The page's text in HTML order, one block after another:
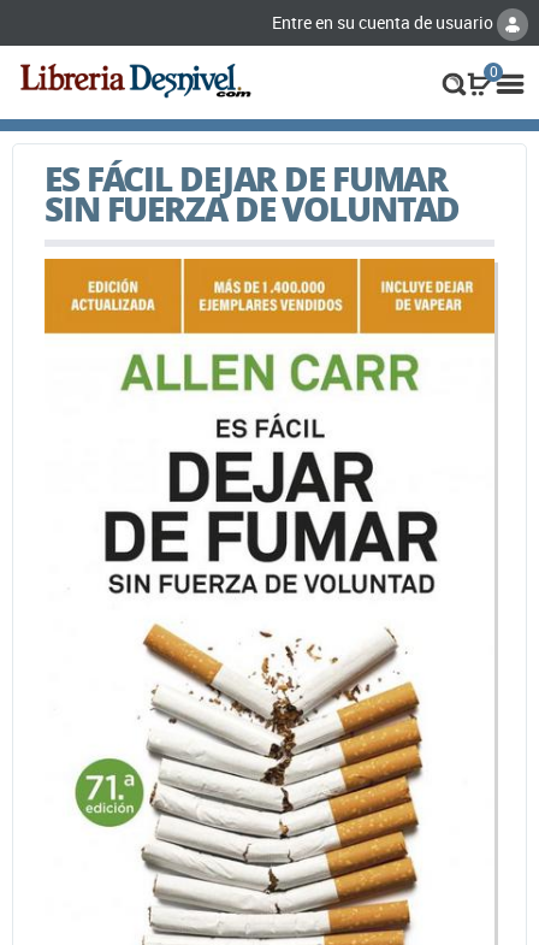
Entre en su cuenta de usuario
0
ES FÁCIL DEJAR DE FUMAR
SIN FUERZA DE VOLUNTAD